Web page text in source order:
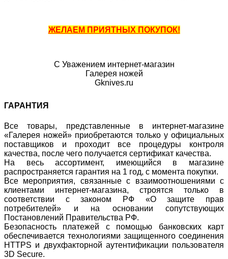
ЖЕЛАЕМ ПРИЯТНЫХ ПОКУПОК!
С Уважением интернет-магазин
Галерея ножей
Gknives.ru
ГАРАНТИЯ
Все товары, представленные в интернет-магазине
«Галерея ножей» приобретаются только у официальных
поставщиков и проходит все процедуры контроля
качества, после чего получается сертификат качества.
На весь ассортимент, имеющийся в магазине
распространяется гарантия на 1 год, с момента покупки.
Все мероприятия, связанные с взаимоотношениями с
клиентами интернет-магазина, строятся только в
соответствии с законом РФ «О защите прав
потребителей» и на основании сопутствующих
Постановлений Правительства РФ.
Безопасность платежей с помощью банковских карт
обеспечивается технологиями защищенного соединения
HTTPS и двухфакторной аутентификации пользователя
3D Secure.